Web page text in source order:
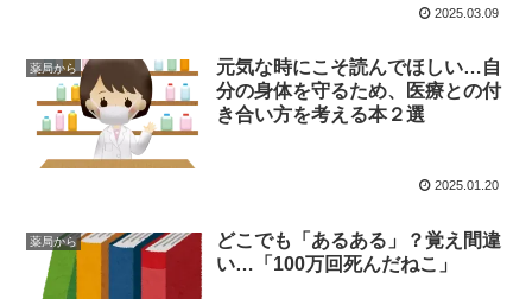
2025.03.09
薬局から
元気な時にこそ読んでほしい…自
分の身体を守るため、医療との付
き合い方を考える本２選
2025.01.20
薬局から
どこでも「あるある」？覚え間違
い…「100万回死んだねこ」